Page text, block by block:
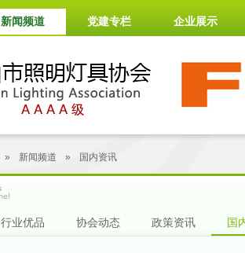
新闻频道 党建专栏 企业展示
» 新闻频道 » 国内资讯
行业优品 协会动态 政策资讯 国